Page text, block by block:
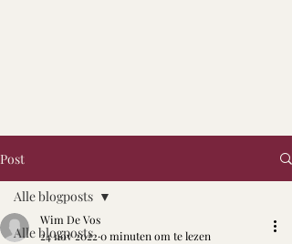
Post
Alle blogposts
Alle blogposts
Wim De Vos
24 nov 2022 0 minuten om te lezen